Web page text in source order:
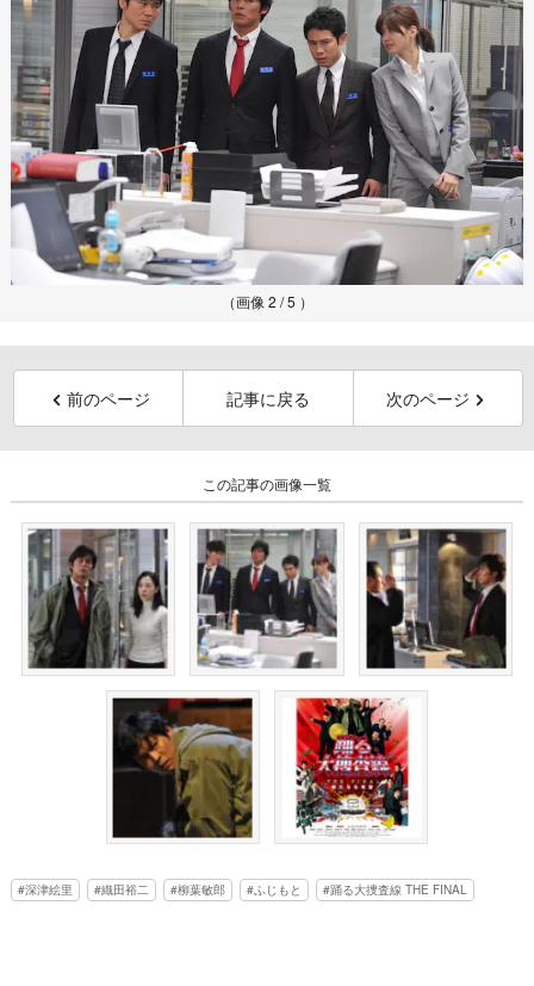
（画像 2 / 5 ）
前のページ 記事に戻る 次のページ
この記事の画像一覧
深津絵里 織田裕二 柳葉敏郎 ふじもと 踊る大捜査線 THE FINAL